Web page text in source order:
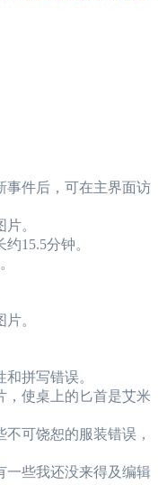
件后，可在主界面访
。
15.5分钟。
。
拼写错误。
，使桌上的匕首是艾米
可饶恕的服装错误，
一些我还没来得及编辑